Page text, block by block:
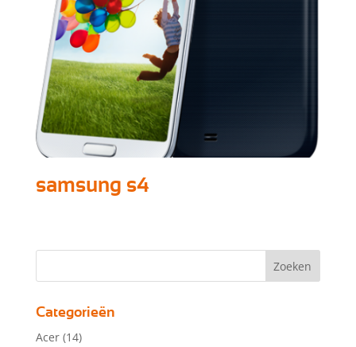
samsung s4
Categorieën
Acer (14)